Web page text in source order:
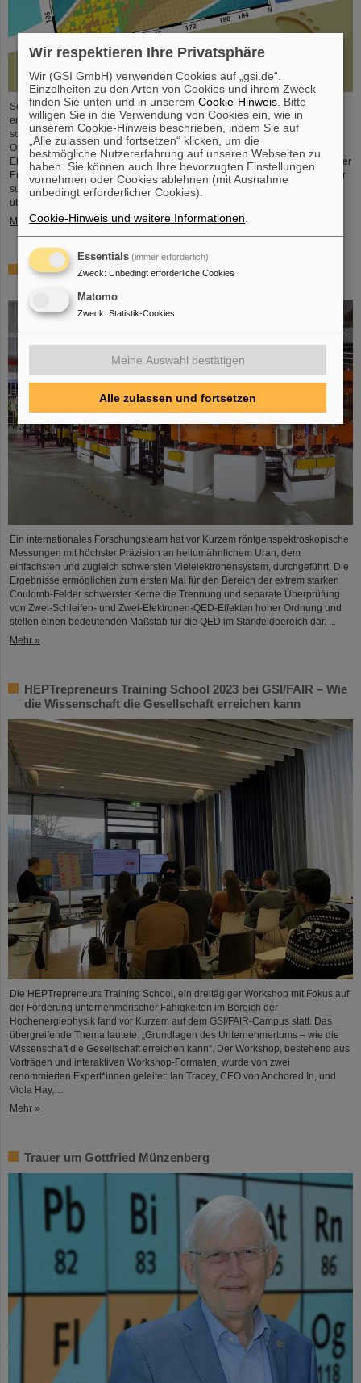
Seit der Jahrtausendwende wurden sechs neue chemische Elemente
entdeckt und in das Periodensystem der Elemente, das Symbol der Chemie
schlechthin, aufgenommen. Diese neuen Elemente haben hohe
Ordnungszahlen von bis zu 118 und sind deutlich schwerer als Uran, das
Element mit der höchsten Ordnungszahl (92), das in größeren Mengen auf der
Erde vorkommt. Dies wirft Fragen auf, unter anderem wie viele weitere dieser
superschweren Spezies noch auf ihre Entdeckung warten, wo – wenn
überhaupt – eine ...
Mehr »
Überprüfung der Quantenelektrodynamik in extremen
Ein internationales Forschungsteam hat vor Kurzem röntgenspektroskopische
Messungen mit höchster Präzision an heliumähnlichem Uran, dem
einfachsten und zugleich schwersten Vielelektronensystem, durchgeführt. Die
Ergebnisse ermöglichen zum ersten Mal für den Bereich der extrem starken
Coulomb-Felder schwerster Kerne die Trennung und separate Überprüfung
von Zwei-Schleifen- und Zwei-Elektronen-QED-Effekten hoher Ordnung und
stellen einen bedeutenden Maßstab für die QED im Starkfeldbereich dar. ...
Mehr »
HEPTrepreneurs Training School 2023 bei GSI/FAIR – Wie
die Wissenschaft die Gesellschaft erreichen kann
Die HEPTrepreneurs Training School, ein dreitägiger Workshop mit Fokus auf
der Förderung unternehmerischer Fähigkeiten im Bereich der
Hochenergiephysik fand vor Kurzem auf dem GSI/FAIR-Campus statt. Das
übergreifende Thema lautete: „Grundlagen des Unternehmertums – wie die
Wissenschaft die Gesellschaft erreichen kann“. Der Workshop, bestehend aus
Vorträgen und interaktiven Workshop-Formaten, wurde von zwei
renommierten Expert*innen geleitet: Ian Tracey, CEO von Anchored In, und
Viola Hay,…
Mehr »
Trauer um Gottfried Münzenberg
Wir respektieren Ihre Privatsphäre
Wir (GSI GmbH) verwenden Cookies auf „gsi.de“.
Einzelheiten zu den Arten von Cookies und ihrem Zweck
finden Sie unten und in unseremCookie-Hinweis . Bitte
willigen Sie in die Verwendung von Cookies ein, wie in
unserem Cookie-Hinweis beschrieben, indem Sie auf
„Alle zulassen und fortsetzen“ klicken, um die
bestmögliche Nutzererfahrung auf unseren Webseiten zu
haben. Sie können auch Ihre bevorzugten Einstellungen
vornehmen oder Cookies ablehnen (mit Ausnahme
unbedingt erforderlicher Cookies).
Cookie-Hinweis und weitere Informationen
Essentials (immer erforderlich)
Zweck: Unbedingt erforderliche Cookies
Matomo
Zweck: Statistik-Cookies
Meine Auswahl bestätigen
Alle zulassen und fortsetzen